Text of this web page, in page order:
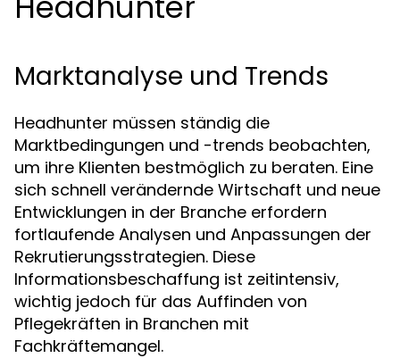
Marktanalyse und Trends
Headhunter müssen ständig die
Marktbedingungen und -trends beobachten,
um ihre Klienten bestmöglich zu beraten. Eine
sich schnell verändernde Wirtschaft und neue
Entwicklungen in der Branche erfordern
fortlaufende Analysen und Anpassungen der
Rekrutierungsstrategien. Diese
Informationsbeschaffung ist zeitintensiv,
wichtig jedoch für das Auffinden von
Pflegekräften in Branchen mit
Fachkräftemangel.